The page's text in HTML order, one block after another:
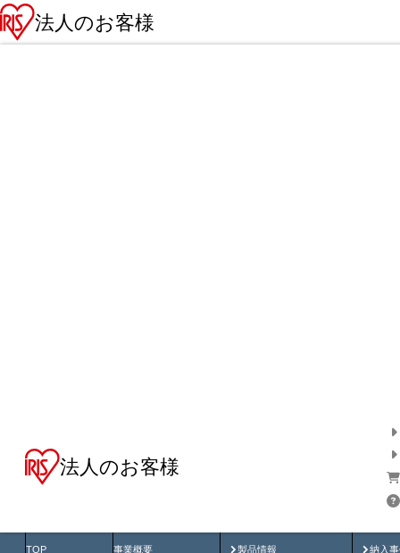
法人のお客様
法人のお客様
TOP 事業概要 製品情報
製品動画 納入
納